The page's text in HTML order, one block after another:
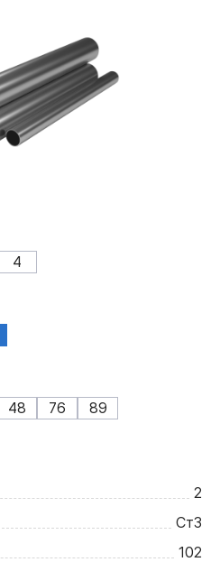
4
48 76 89
2
Ст3
102